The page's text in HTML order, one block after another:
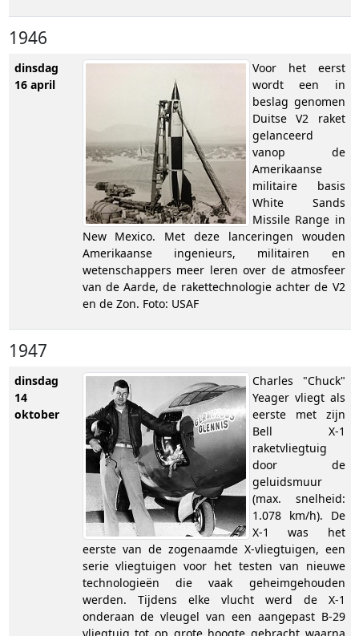
1946
dinsdag
16 april
Voor het eerst
wordt een in
beslag genomen
Duitse V2 raket
gelanceerd
vanop de
Amerikaanse
militaire basis
White Sands
Missile Range in
New Mexico. Met deze lanceringen wouden
Amerikaanse ingenieurs, militairen en
wetenschappers meer leren over de atmosfeer
van de Aarde, de rakettechnologie achter de V2
en de Zon. Foto: USAF
1947
dinsdag
14
oktober
Charles "Chuck"
Yeager vliegt als
eerste met zijn
Bell X-1
raketvliegtuig
door de
geluidsmuur
(max. snelheid:
1.078 km/h). De
X-1 was het
eerste van de zogenaamde X-vliegtuigen, een
serie vliegtuigen voor het testen van nieuwe
technologieën die vaak geheimgehouden
werden. Tijdens elke vlucht werd de X-1
onderaan de vleugel van een aangepast B-29